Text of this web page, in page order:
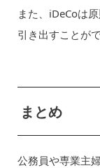
また、iDeCoは
引き出すことが
まとめ
公務員や専業主